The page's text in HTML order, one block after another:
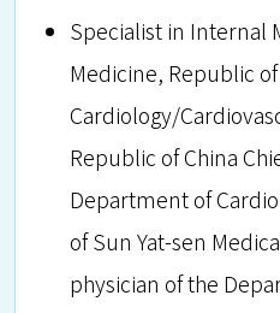
Specialist in Internal
Medicine, Republic
Cardiology/
Republic of China
Department of
of Sun Yat-sen
physician of the